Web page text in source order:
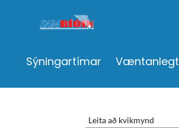
Sýningartímar Væntanlegt
Leita að kvikmynd